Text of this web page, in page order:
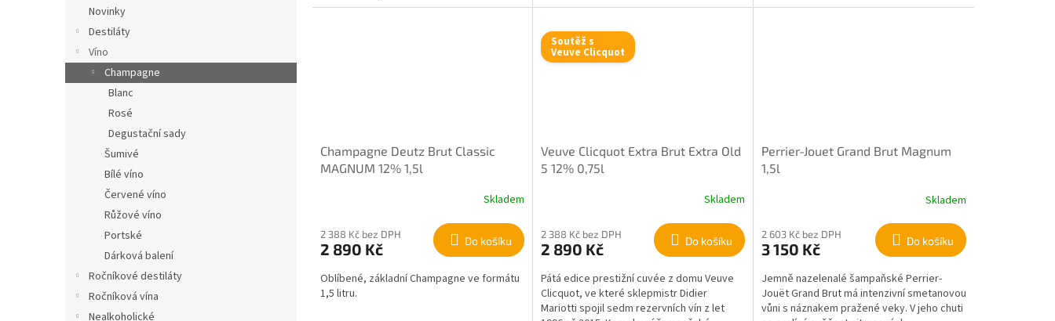
Novinky
Destiláty
Víno
Champagne
Blanc
Rosé
Degustační sady
Šumivé
Bílé víno
Červené víno
Růžové víno
Portské
Dárková balení
Ročníkové destiláty
Ročníková vína
Nealkoholické
Champagne Deutz Brut Classic
MAGNUM 12% 1,5l
Skladem
2 388 Kč bez DPH
2 890 Kč Do košíku
Oblíbené, základní Champagne ve formátu
1,5 litru.
Soutěž s
Veuve Clicquot
Veuve Clicquot Extra Brut Extra Old
5 12% 0,75l
Skladem
2 388 Kč bez DPH
2 890 Kč Do košíku
Pátá edice prestižní cuvée z domu Veuve
Clicquot, ve které sklepmistr Didier
Mariotti spojil sedm rezervních vín z let
Perrier-Jouet Grand Brut Magnum
1,5l
Skladem
2 603 Kč bez DPH
3 150 Kč Do košíku
Jemně nazelenalé šampaňské Perrier-
Jouët Grand Brut má intenzivní smetanovou
vůni s náznakem pražené veky. V jeho chuti